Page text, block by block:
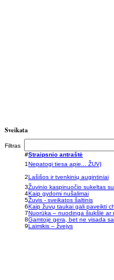
Sveikata
Filtras
#Straipsnio antraštė
1Nepatogi tiesa apie... ŽUVĮ
2Lašišos ir tvenkinių augintiniai
3Žuvinio kaspinuočio sukeltas
4Kaip gydomi nušalimai
5Žuvis - sveikatos šaltinis
6Kaip žuvų taukai gali paveikti
7Nuorūka – nuodinga šiukšlė ar
8Gamtoje gera, bet ne visada
9Laimikis – žvejys